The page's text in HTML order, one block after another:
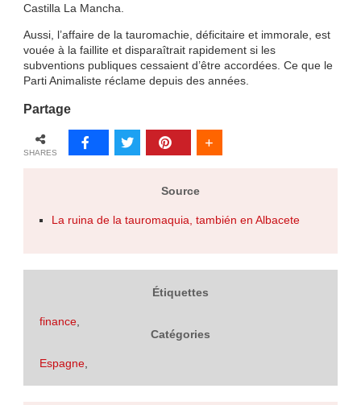
Castilla La Mancha.
Aussi, l’affaire de la tauromachie, déficitaire et immorale, est
vouée à la faillite et disparaîtrait rapidement si les
subventions publiques cessaient d’être accordées. Ce que le
Parti Animaliste réclame depuis des années.
Partage
SHARES
Source
La ruina de la tauromaquia, también en Albacete
Étiquettes
finance,
Catégories
Espagne,